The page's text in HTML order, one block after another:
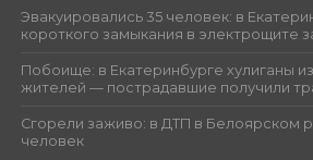
Эвакуировались 35 человек: в
короткого замыкания в электрощите
Побоище: в Екатеринбурге хулиганы
жителей — пострадавшие получили
Сгорели заживо: в ДТП в Белоярском
человек